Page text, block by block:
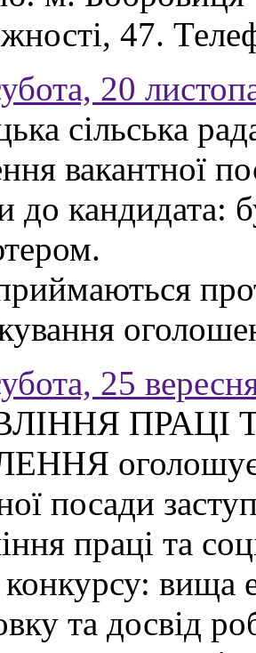
47.
20
сільська
вакантної
до кандидата:
25
ПРАЦІ
оголошує
посади
праці та
вища
та досвід